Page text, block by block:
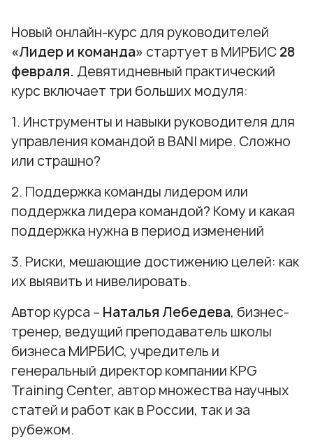
Новый онлайн-курс для руководителей
«Лидер и команда» стартует в МИРБИС28
февраля. Девятидневный практический
курс включает три больших модуля:
1. Инструменты и навыки руководителя для
управления командой в BANI мире. Сложно
или страшно?
2. Поддержка команды лидером или
поддержка лидера командой? Кому и какая
поддержка нужна в период изменений
3. Риски, мешающие достижению целей: как
их выявить и нивелировать.
Автор курса – Наталья Лебедева, бизнес-
тренер, ведущий преподаватель школы
бизнеса МИРБИС, учредитель и
генеральный директор компании KPG
Training Center, автор множества научных
статей и работ как в России, так и за
рубежом.